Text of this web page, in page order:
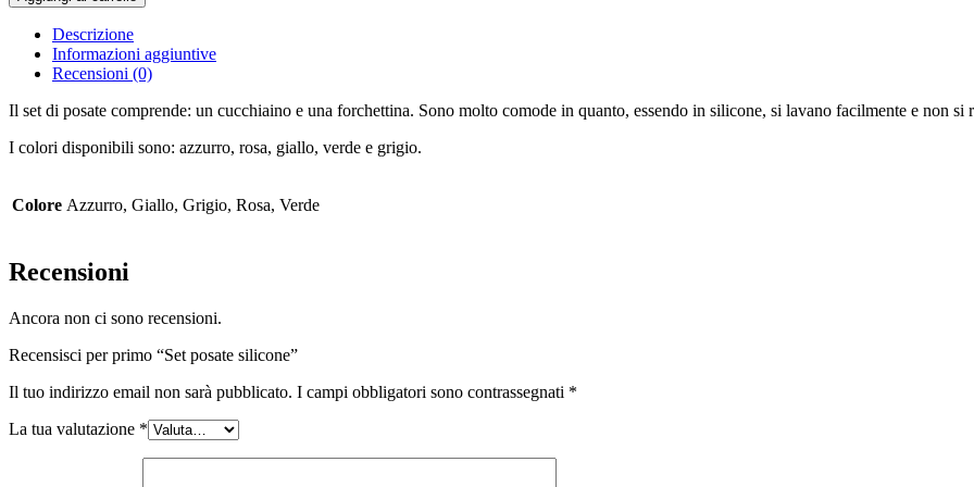
silicone
quantitàDescrizione
Informazioni aggiuntive
Recensioni (0)
Il set di posate comprende: un cucchiaino e una forchettina. Sono molto comode in quanto, essendo in silicone, si lavano facilmente e non si
I colori disponibili sono: azzurro, rosa, giallo, verde e grigio.
Colore Azzurro, Giallo, Grigio, Rosa, Verde
Recensioni
Ancora non ci sono recensioni.
Recensisci per primo “Set posate silicone”
Il tuo indirizzo email non sarà pubblicato. I campi obbligatori sono contrassegnati *
La tua valutazione *